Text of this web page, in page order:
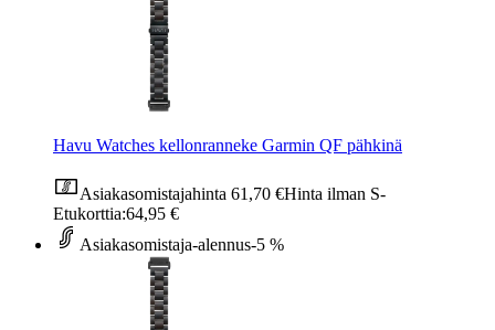
Havu Watches kellonranneke Garmin QF pähkinä
Asiakasomistajahinta 61,70 €Hinta ilman S-
Etukorttia:64,95 €
Asiakasomistaja-alennus-5 %